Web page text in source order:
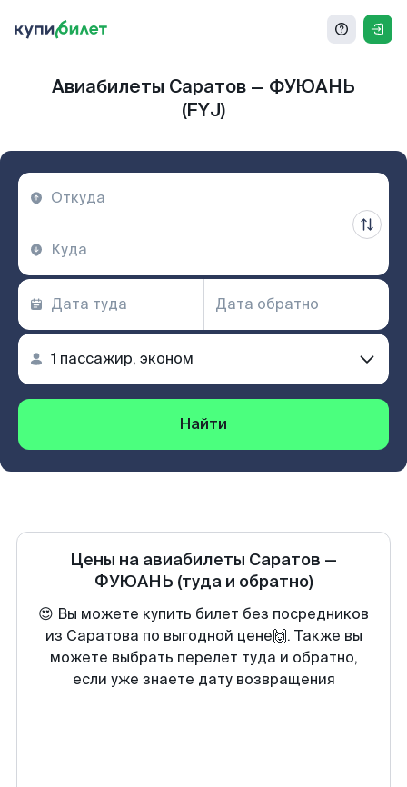
Авиабилеты Саратов — ФУЮАНЬ
(FYJ)
Найти
Цены на авиабилеты Саратов —
ФУЮАНЬ (туда и обратно)
😍 Вы можете купить билет без посредников
из Саратова по выгодной цене🙌. Также вы
можете выбрать перелет туда и обратно,
если уже знаете дату возвращения